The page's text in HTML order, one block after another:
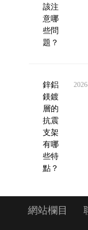
該注
意哪
些問
題？
鋅鋁
鎂鍍
層的
抗震
支架
有哪
些特
點？
網站欄目